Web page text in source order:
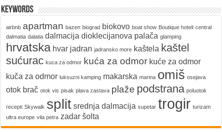
keywords
airbnb apartman bazen biograd biokovo boat show Boutique hoteli central
dalmatia dalatia dalmacija dioklecijanova palača glamping
hrvatska hvar jadran jadransko more kaštela kaštel
sućurac kuca za odmor kuća za odmor kuće za odmor
kuča za odmor luksuzni kamping makarska marina omiš osejava
otok brač otok vis pisak plava zastava plaže podstrana poluotok
recepti Skywalk split srednja dalmacija supetar trogir turizam
ultra europe vila petra zadar šolta